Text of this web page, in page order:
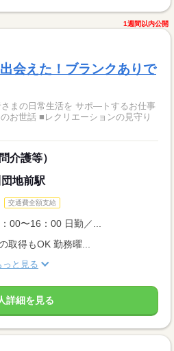
1週間以内公開
会えた！ブランクありで
さまの日常生活を サポ―トするお仕事
介護等）
地前駅
交通費全額支給
00〜16：00 日勤／...
得もOK 勤務曜...
っと見る
詳細を見る